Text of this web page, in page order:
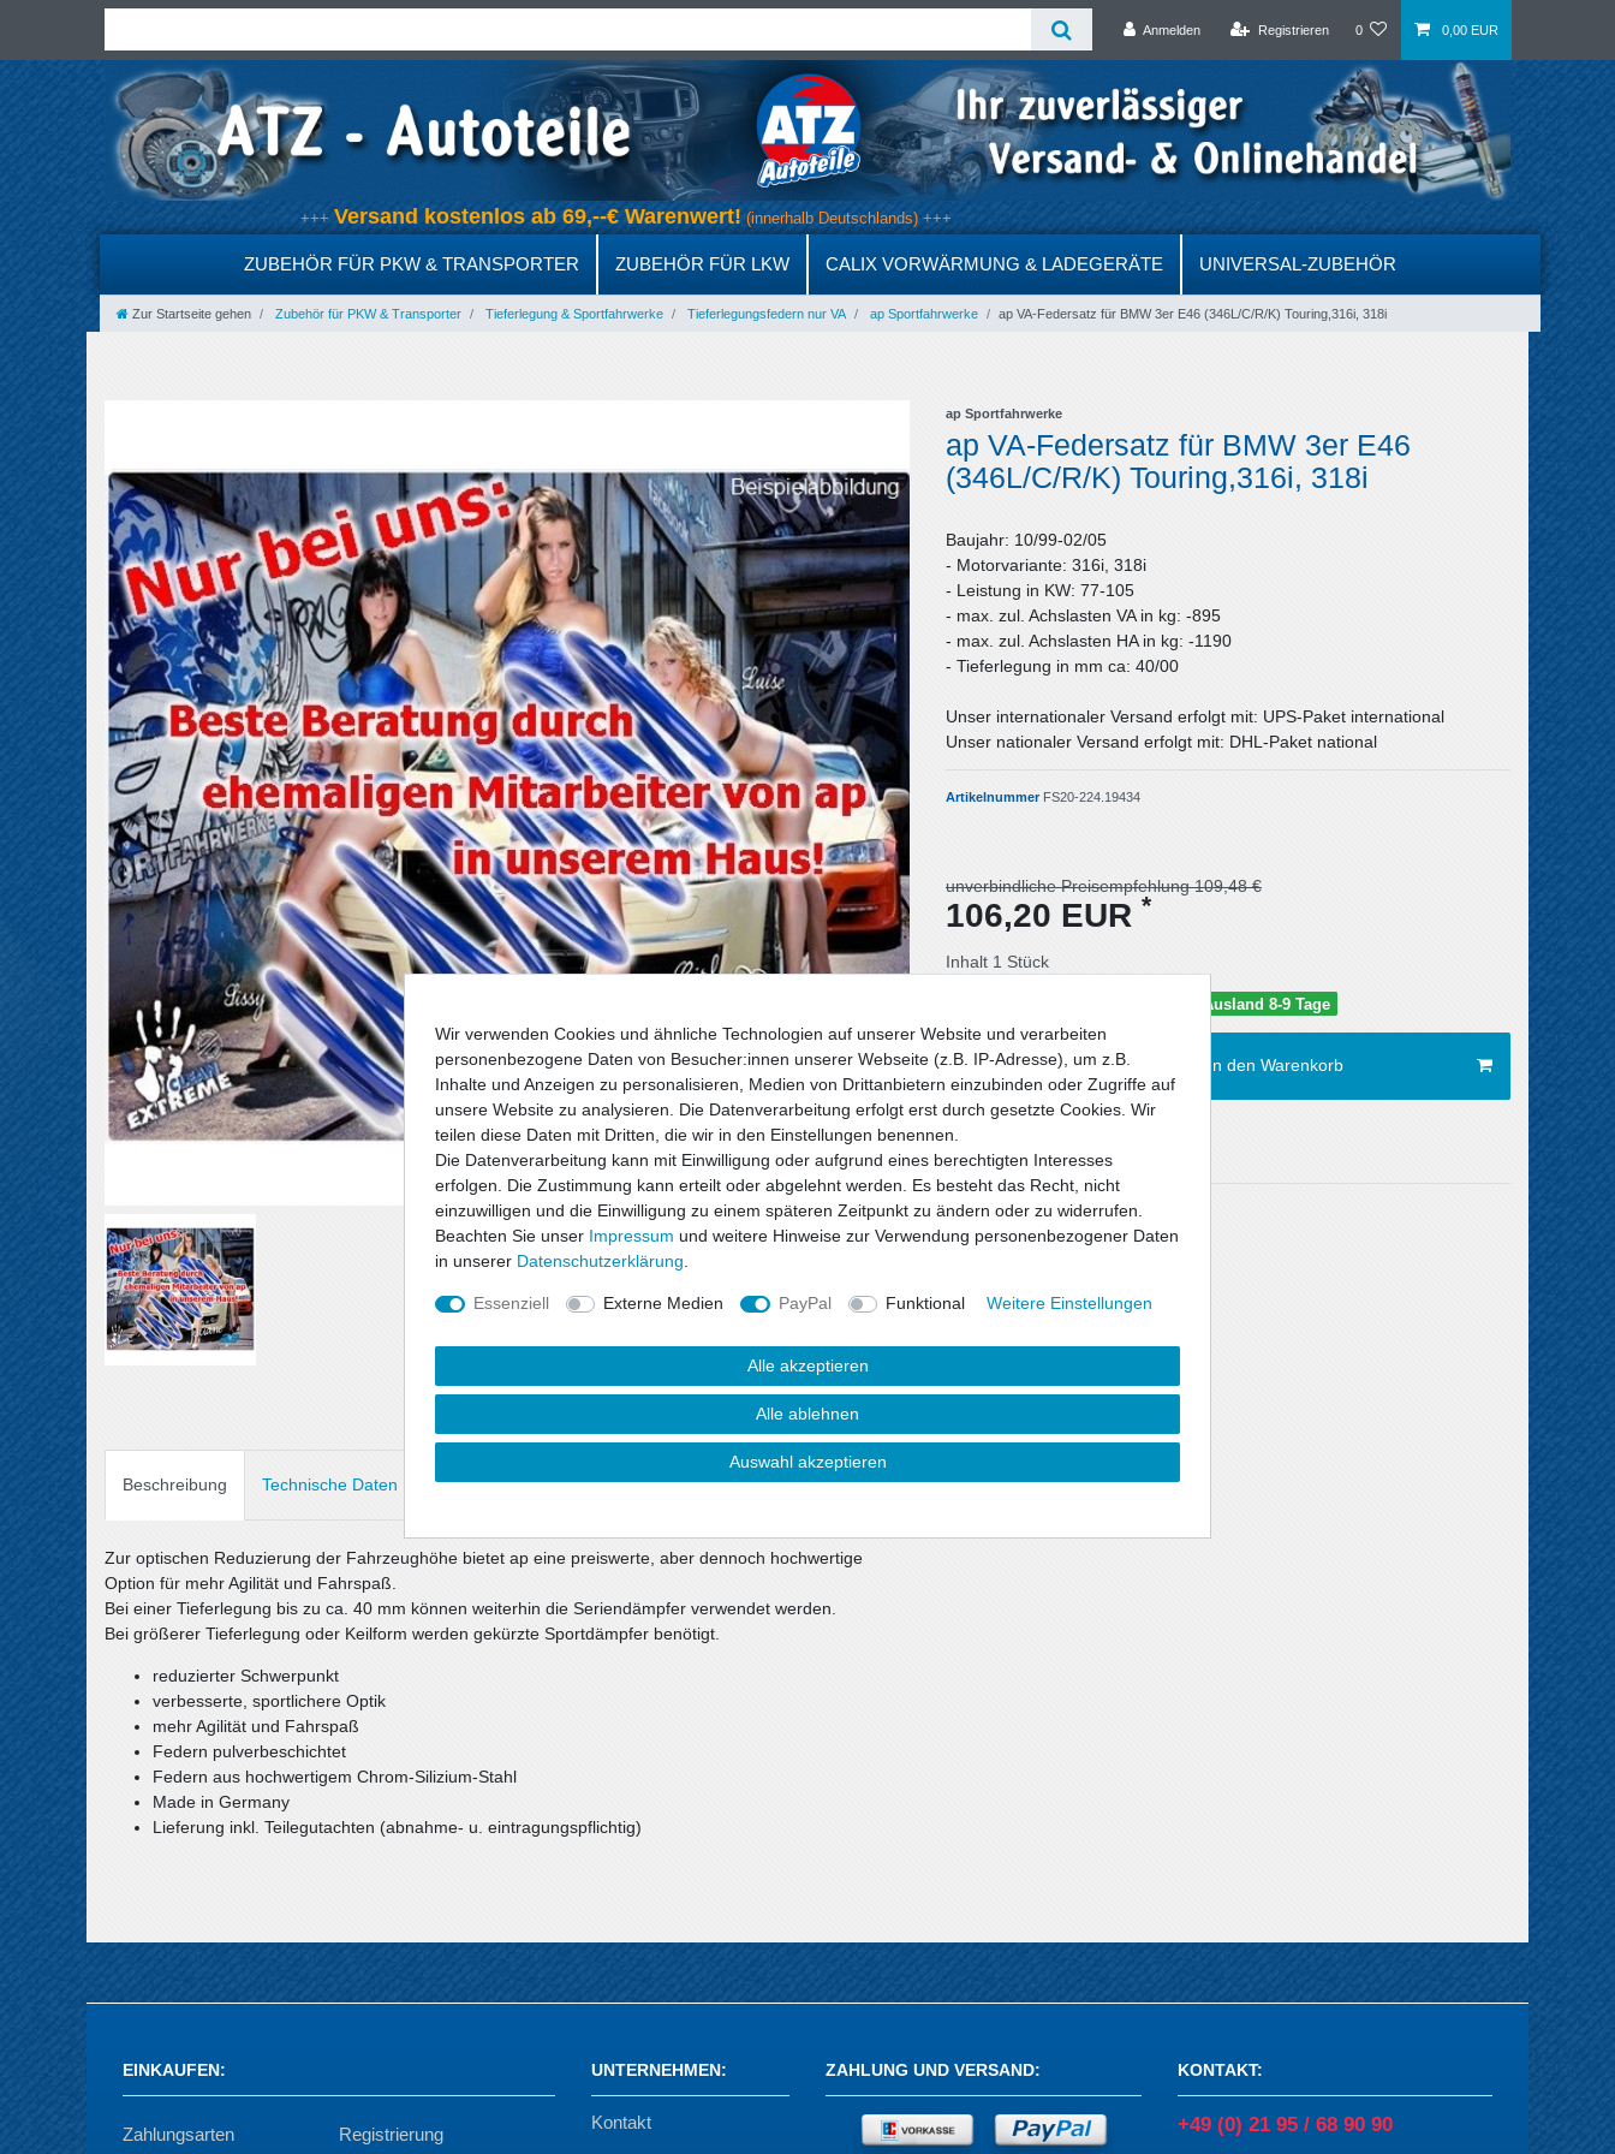
Anmelden Registrieren 0 0,00 EUR
+++Versand kostenlos ab 69,--€ Warenwert!(innerhalb Deutschlands) +++
ZUBEHÖR FÜR PKW & TRANSPORTER ZUBEHÖR FÜR LKW CALIX VORWÄRMUNG & LADEGERÄTE UNIVERSAL-ZUBEHÖR
Zur Startseite gehen Zubehör für PKW & Transporter Tieferlegung & Sportfahrwerke Tieferlegungsfedern nur VA ap Sportfahrwerke ap VA-Federsatz für BMW 3er E46 (346L/C/R/K) Touring,316i, 318i
ap Sportfahrwerke
ap VA-Federsatz für BMW 3er E46
(346L/C/R/K) Touring,316i, 318i
Baujahr: 10/99-02/05
- Motorvariante: 316i, 318i
- Leistung in KW: 77-105
- max. zul. Achslasten VA in kg: -895
- max. zul. Achslasten HA in kg: -1190
- Tieferlegung in mm ca: 40/00
Unser internationaler Versand erfolgt mit: UPS-Paket international
Unser nationaler Versand erfolgt mit: DHL-Paket national
Artikelnummer FS20-224.19434
unverbindliche Preisempfehlung 109,48 €
106,20 EUR *
Inhalt 1 Stück
Lieferzeit: Deutschland 5-6 Tage / Ausland 8-9 Tage
In den Warenkorb
Wunschliste
* inkl. ges. MwSt. zzgl.Versandkosten
Beschreibung Technische Daten Angaben Produktsicherheit
Zur optischen Reduzierung der Fahrzeughöhe bietet ap eine preiswerte, aber dennoch hochwertige
Option für mehr Agilität und Fahrspaß.
Bei einer Tieferlegung bis zu ca. 40 mm können weiterhin die Seriendämpfer verwendet werden.
Bei größerer Tieferlegung oder Keilform werden gekürzte Sportdämpfer benötigt.
reduzierter Schwerpunkt
verbesserte, sportlichere Optik
mehr Agilität und Fahrspaß
Federn pulverbeschichtet
Federn aus hochwertigem Chrom-Silizium-Stahl
Made in Germany
Lieferung inkl. Teilegutachten (abnahme- u. eintragungspflichtig)
EINKAUFEN:
Zahlungsarten Registrierung
UNTERNEHMEN:
Kontakt
ZAHLUNG UND VERSAND: KONTAKT:
+49 (0) 21 95 / 68 90 90
Wir verwenden Cookies und ähnliche Technologien auf unserer Website und verarbeiten
personenbezogene Daten von Besucher:innen unserer Webseite (z.B. IP-Adresse), um z.B.
Inhalte und Anzeigen zu personalisieren, Medien von Drittanbietern einzubinden oder Zugriffe auf
unsere Website zu analysieren. Die Datenverarbeitung erfolgt erst durch gesetzte Cookies. Wir
teilen diese Daten mit Dritten, die wir in den Einstellungen benennen.
Die Datenverarbeitung kann mit Einwilligung oder aufgrund eines berechtigten Interesses
erfolgen. Die Zustimmung kann erteilt oder abgelehnt werden. Es besteht das Recht, nicht
einzuwilligen und die Einwilligung zu einem späteren Zeitpunkt zu ändern oder zu widerrufen.
Beachten Sie unser Impressum und weitere Hinweise zur Verwendung personenbezogener Daten
in unserer Daten­schutz­erklärung
Essenziell Externe Medien PayPal Funktional Weitere Einstellungen
Alle akzeptieren
Alle ablehnen
Auswahl akzeptieren